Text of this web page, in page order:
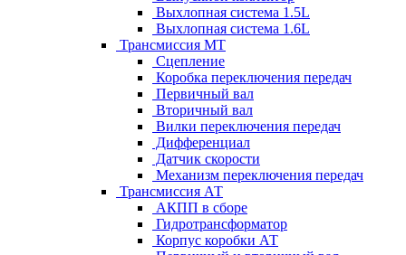
Выхлопная система 1.5L
Выхлопная система 1.6L
Трансмиссия МТ
Сцепление
Коробка переключения передач
Первичный вал
Вторичный вал
Вилки переключения передач
Дифференциал
Датчик скорости
Механизм переключения передач
Трансмиссия АТ
АКПП в сборе
Гидротрансформатор
Корпус коробки АТ